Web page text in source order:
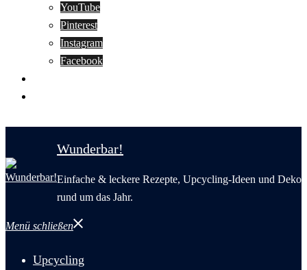
YouTube
Pinterest
Instagram
Facebook
Wunderbar!
Einfache & leckere Rezepte, Upcycling-Ideen und Deko
rund um das Jahr.
Menü schließen
Upcycling